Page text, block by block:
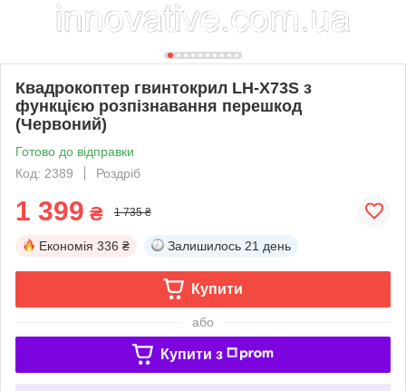
Квадрокоптер гвинтокрил LH-X73S з
функцією розпізнавання перешкод
(Червоний)
Готово до відправки
Код: 2389
Роздріб
1 399 ₴ 1 735 ₴
Економія 336 ₴ Залишилось 21 день
Купити
або
Купити з